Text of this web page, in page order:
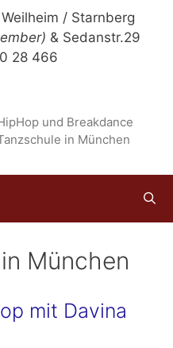
/ Starnberg
& Sedanstr.29
28 466
und Breakdance
in München
München
mit Davina